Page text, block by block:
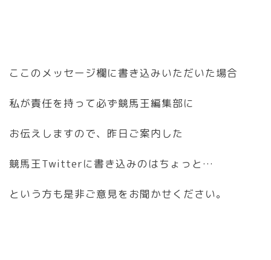
ここのメッセージ欄に書き込みいただいた場合
私が責任を持って必ず競馬王編集部に
お伝えしますので、昨日ご案内した
競馬王Twitterに書き込みのはちょっと…
という方も是非ご意見をお聞かせください。